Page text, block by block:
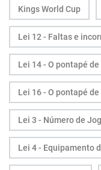
Kings World Cup
Lei 12 - Faltas e
Lei 14 - O pontapé
Lei 16 - O pontapé
Lei 3 - Número de
Lei 4 - Equipamento